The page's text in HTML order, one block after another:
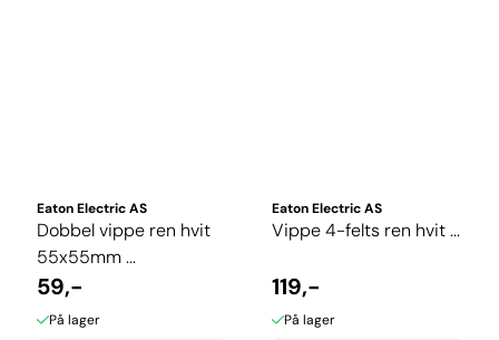
Eaton Electric AS
Dobbel vippe ren hvit
55x55mm ...
59,-
På lager
Eaton Electric AS
Vippe 4-felts ren hvit ...
119,-
På lager